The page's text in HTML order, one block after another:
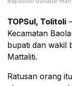
TOPSul, Tolitoli
Kecamatan
bupati dan wakil
Mattaliti.
Ratusan orang